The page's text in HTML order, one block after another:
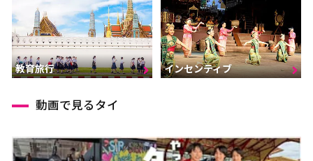
教育旅行 インセンティブ
動画で見るタイ